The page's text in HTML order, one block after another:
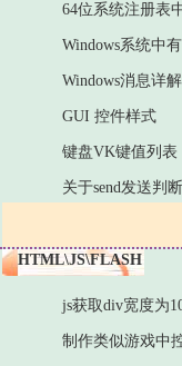
64位系统注册表
Windows系统中有
Windows消息详解
GUI 控件样式
键盘VK键值列表
关于send发送判断
HTML\JS\FLASH
js获取div宽度为
制作类似游戏中